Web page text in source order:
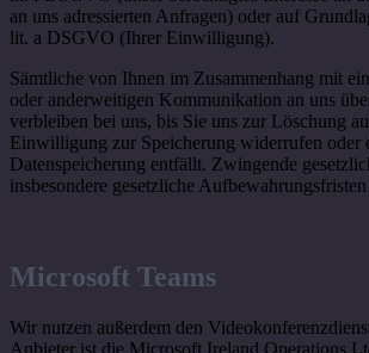
an uns adressierten Anfragen) oder auf
lit. a DSGVO (Ihrer Einwilligung).
Sämtliche von Ihnen im Zusammenhang mit
oder anderweitigen Kommunikation an uns
verbleiben bei uns, bis Sie uns zur Löschung
Einwilligung zur Speicherung widerrufen oder
Datenspeicherung entfällt. Zwingende
insbesondere gesetzliche
Microsoft Teams
Wir nutzen außerdem den
Anbieter ist die Microsoft Ireland Operations